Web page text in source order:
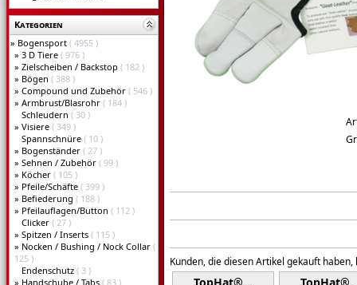
Kategorien
» Bogensport ( 4955 )
» 3 D Tiere ( 976 )
» Zielscheiben / Backstop ( 182 )
» Bögen ( 388 )
» Compound und Zubehör ( 546 )
» Armbrust/Blasrohr ( 184 )
Schleudern ( 30 )
» Visiere ( 349 )
Spannschnüre ( 10 )
» Bogenständer ( 27 )
» Sehnen / Zubehör ( 99 )
» Köcher ( 105 )
» Pfeile/Schäfte ( 399 )
» Befiederung ( 188 )
» Pfeilauflagen/Button ( 112 )
Clicker ( 27 )
» Spitzen / Inserts ( 115 )
» Nocken / Bushing / Nock Collar (
125 )
Endenschutz ( 3 )
» Handschuhe / Tabs ( 83 )
Kunden, die diesen Artikel gekauft haben,